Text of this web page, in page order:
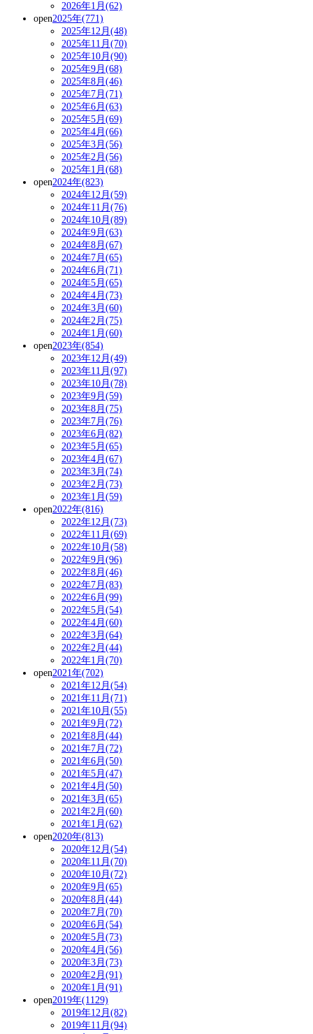
2026年1月(62)
open2025年(771)
2025年12月(48)
2025年11月(70)
2025年10月(90)
2025年9月(68)
2025年8月(46)
2025年7月(71)
2025年6月(63)
2025年5月(69)
2025年4月(66)
2025年3月(56)
2025年2月(56)
2025年1月(68)
open2024年(823)
2024年12月(59)
2024年11月(76)
2024年10月(89)
2024年9月(63)
2024年8月(67)
2024年7月(65)
2024年6月(71)
2024年5月(65)
2024年4月(73)
2024年3月(60)
2024年2月(75)
2024年1月(60)
open2023年(854)
2023年12月(49)
2023年11月(97)
2023年10月(78)
2023年9月(59)
2023年8月(75)
2023年7月(76)
2023年6月(82)
2023年5月(65)
2023年4月(67)
2023年3月(74)
2023年2月(73)
2023年1月(59)
open2022年(816)
2022年12月(73)
2022年11月(69)
2022年10月(58)
2022年9月(96)
2022年8月(46)
2022年7月(83)
2022年6月(99)
2022年5月(54)
2022年4月(60)
2022年3月(64)
2022年2月(44)
2022年1月(70)
open2021年(702)
2021年12月(54)
2021年11月(71)
2021年10月(55)
2021年9月(72)
2021年8月(44)
2021年7月(72)
2021年6月(50)
2021年5月(47)
2021年4月(50)
2021年3月(65)
2021年2月(60)
2021年1月(62)
open2020年(813)
2020年12月(54)
2020年11月(70)
2020年10月(72)
2020年9月(65)
2020年8月(44)
2020年7月(70)
2020年6月(54)
2020年5月(73)
2020年4月(56)
2020年3月(73)
2020年2月(91)
2020年1月(91)
open2019年(1129)
2019年12月(82)
2019年11月(94)